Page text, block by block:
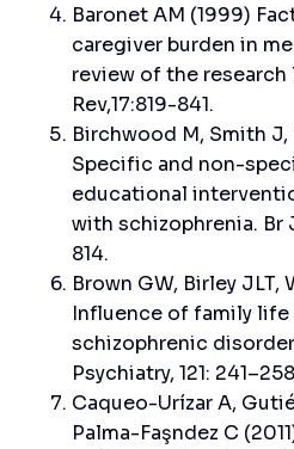
Baronet AM (1999)
caregiver burden in
review of the
Rev,17:819-841.
Birchwood M, Smith J,
Specific and non-
educational
with schizophrenia. Br
814.
Brown GW, Birley JLT,
Influence of family
schizophrenic
Psychiatry, 121:
Caqueo-Urízar A,
Palma-Faşndez C